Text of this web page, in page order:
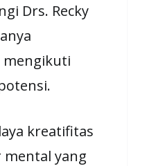
Drs. Recky
mengikuti
kreatifitas
yang